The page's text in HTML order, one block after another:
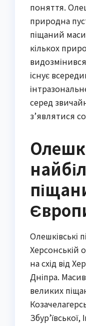
поняття.
природна
піщаний
кількох
існує
серед
з’являтися
Олешківські
Херсонській
на схід від
Дніпра.
великих
Збур’ївської,